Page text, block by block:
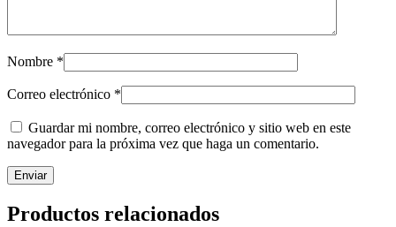
Nombre *
Correo electrónico *
Guardar mi nombre, correo electrónico y sitio web en este
navegador para la próxima vez que haga un comentario.
Productos relacionados